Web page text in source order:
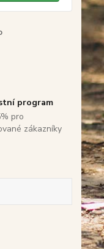
program
pro
zákazníky